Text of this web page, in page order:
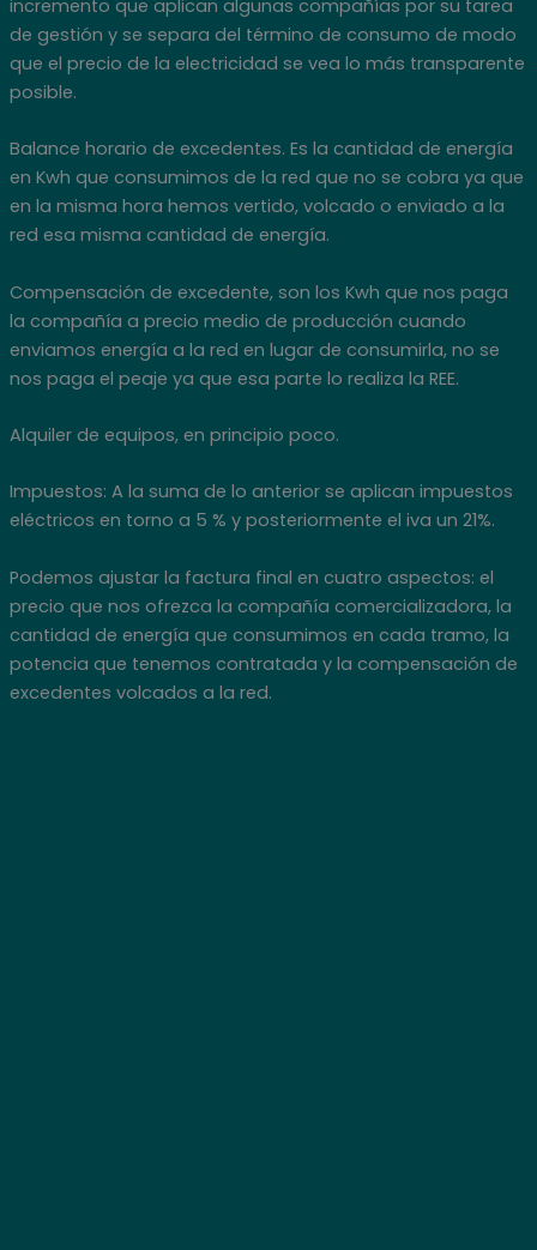
incremento que aplican algunas compañías por su tarea
de gestión y se separa del término de consumo de modo
que el precio de la electricidad se vea lo más transparente
posible.
Balance horario de excedentes. Es la cantidad de energía
en Kwh que consumimos de la red que no se cobra ya que
en la misma hora hemos vertido, volcado o enviado a la
red esa misma cantidad de energía.
Compensación de excedente, son los Kwh que nos paga
la compañía a precio medio de producción cuando
enviamos energía a la red en lugar de consumirla, no se
nos paga el peaje ya que esa parte lo realiza la REE.
Alquiler de equipos, en principio poco.
Impuestos: A la suma de lo anterior se aplican impuestos
eléctricos en torno a 5 % y posteriormente el iva un 21%.
Podemos ajustar la factura final en cuatro aspectos: el
precio que nos ofrezca la compañía comercializadora, la
cantidad de energía que consumimos en cada tramo, la
potencia que tenemos contratada y la compensación de
excedentes volcados a la red.